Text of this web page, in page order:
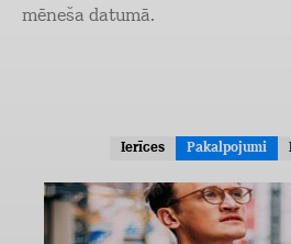
mēneša datumā.
Ierīces Pakalpojumi